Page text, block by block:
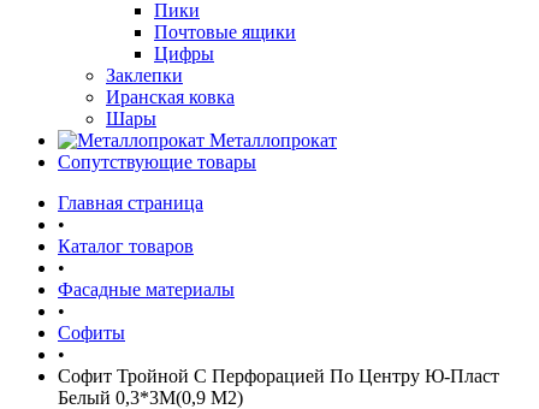
Пики
Почтовые ящики
Цифры
Заклепки
Иранская ковка
Шары
Металлопрокат
Сопутствующие товары
Главная страница
•
Каталог товаров
•
Фасадные материалы
•
Софиты
•
Софит Тройной С Перфорацией По Центру Ю-Пласт
Белый 0,3*3М(0,9 М2)